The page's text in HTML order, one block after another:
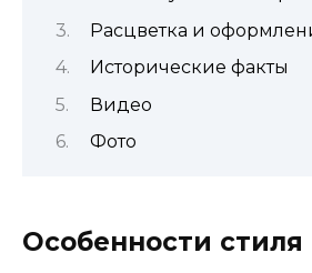
Расцветка и
Исторические факты
Видео
Фото
Особенности стиля